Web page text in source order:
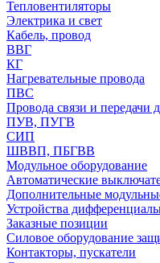
Тепловентиляторы
Электрика и свет
Кабель, провод
ВВГ
КГ
Нагревательные провода
ПВС
Провода связи и передачи
ПУВ, ПУГВ
СИП
ШВВП, ПБГВВ
Модульное оборудование
Автоматические
Дополнительные
Устройства
Заказные позиции
Силовое оборудование
Контакторы, пускатели